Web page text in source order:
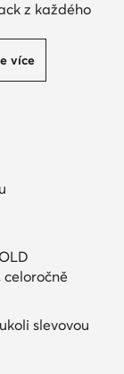
z každého
více
slevovou